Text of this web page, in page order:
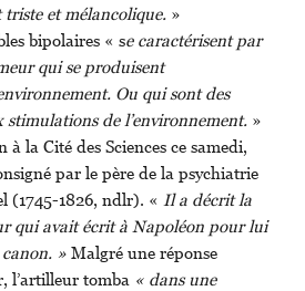
et mélancolique. »
bipolaires « se caractérisent par
qui se produisent
Ou qui sont des
stimulations de l’environnement. »
la Cité des Sciences ce samedi,
par le père de la psychiatrie
(1745-1826, ndlr). « Il a décrit la
qui avait écrit à Napoléon pour lui
»Malgré une réponse
l’artilleur tomba « dans une